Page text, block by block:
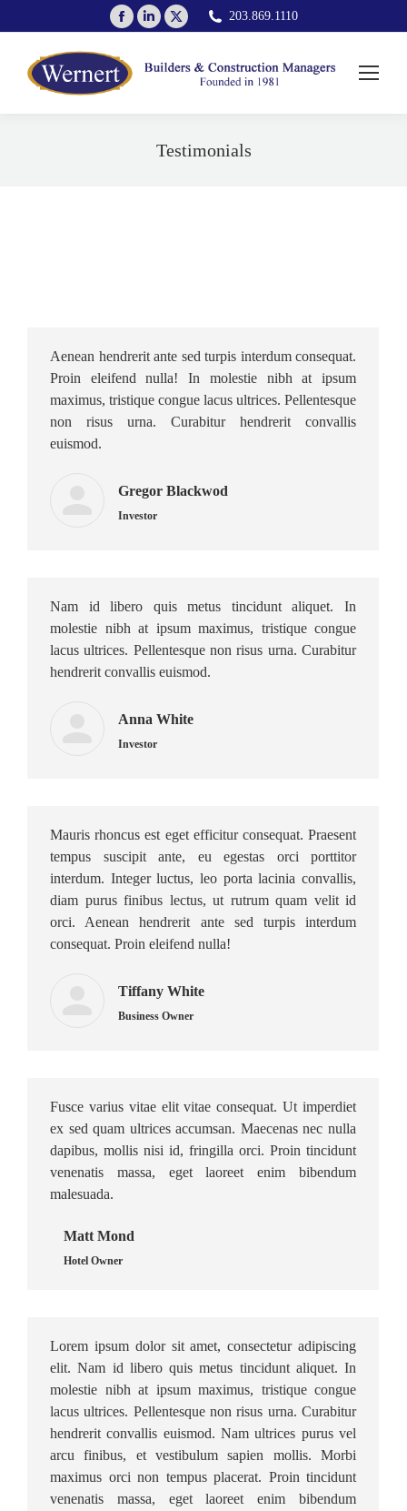
Facebook
opens
in
Linkedin
opens
X
opens
203.869.1110
Testimonials
Aenean hendrerit ante sed turpis interdum consequat.
Proin eleifend nulla! In molestie nibh at ipsum
maximus, tristique congue lacus ultrices. Pellentesque
non risus urna. Curabitur hendrerit convallis
euismod.
Gregor Blackwod
Investor
Nam id libero quis metus tincidunt aliquet. In
molestie nibh at ipsum maximus, tristique congue
lacus ultrices. Pellentesque non risus urna. Curabitur
hendrerit convallis euismod.
Anna White
Investor
Mauris rhoncus est eget efficitur consequat. Praesent
tempus suscipit ante, eu egestas orci porttitor
interdum. Integer luctus, leo porta lacinia convallis,
diam purus finibus lectus, ut rutrum quam velit id
orci. Aenean hendrerit ante sed turpis interdum
consequat. Proin eleifend nulla!
Tiffany White
Business Owner
Fusce varius vitae elit vitae consequat. Ut imperdiet
ex sed quam ultrices accumsan. Maecenas nec nulla
dapibus, mollis nisi id, fringilla orci. Proin tincidunt
venenatis massa, eget laoreet enim bibendum
malesuada.
Matt Mond
Hotel Owner
Lorem ipsum dolor sit amet, consectetur adipiscing
elit. Nam id libero quis metus tincidunt aliquet. In
molestie nibh at ipsum maximus, tristique congue
lacus ultrices. Pellentesque non risus urna. Curabitur
hendrerit convallis euismod. Nam ultrices purus vel
arcu finibus, et vestibulum sapien mollis. Morbi
maximus orci non tempus placerat. Proin tincidunt
venenatis massa, eget laoreet enim bibendum